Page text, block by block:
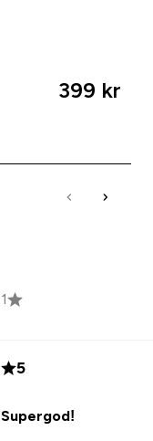
399 kr‎
1
5
Supergod!